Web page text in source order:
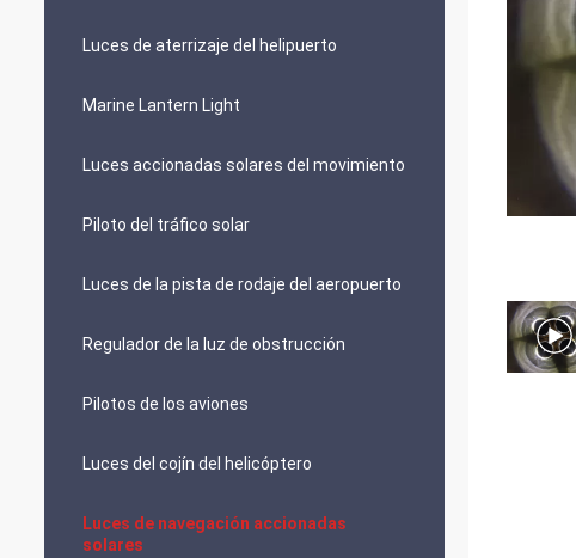
Luces de aterrizaje del helipuerto
Marine Lantern Light
Luces accionadas solares del movimiento
Piloto del tráfico solar
Luces de la pista de rodaje del aeropuerto
Regulador de la luz de obstrucción
Pilotos de los aviones
Luces del cojín del helicóptero
Luces de navegación accionadas
solares